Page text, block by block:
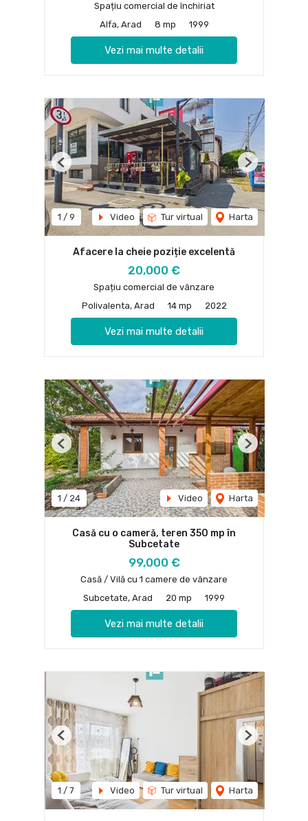
Spațiu comercial de închiriat
Alfa, Arad
8 mp 1999
Vezi mai multe detalii
1 / 9 Video Tur virtual Harta
Previous Next
Afacere la cheie poziție excelentă
20,000 €
Spațiu comercial de vânzare
Polivalenta, Arad
14 mp 2022
Vezi mai multe detalii
1 / 24 Video Harta
Previous Next
Casă cu o cameră, teren 350 mp în
Subcetate
99,000 €
Casă / Vilă cu 1 camere de vânzare
Subcetate, Arad
20 mp 1999
Vezi mai multe detalii
1 / 7 Video Tur virtual Harta
Previous Next